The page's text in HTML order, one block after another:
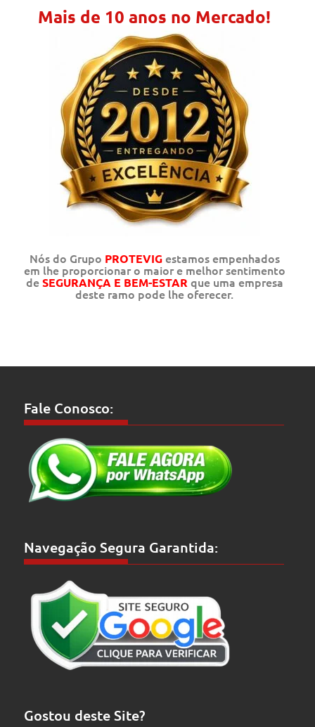
Mais de 10 anos no Mercado!
Nós do Grupo PROTEVIGestamos empenhados
em lhe proporcionar o maior e melhor sentimento
deSEGURANÇA E BEM-ESTAR que uma empresa
deste ramo pode lhe oferecer.
Fale Conosco:
Navegação Segura Garantida:
Gostou deste Site?